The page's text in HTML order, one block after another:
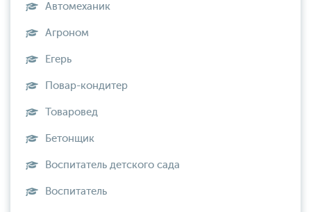
Автомеханик
Агроном
Егерь
Повар-кондитер
Товаровед
Бетонщик
Воспитатель детского сада
Воспитатель